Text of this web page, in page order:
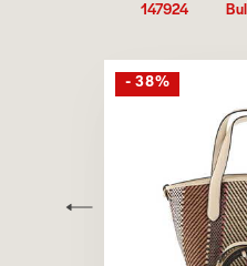
147924
- 38%